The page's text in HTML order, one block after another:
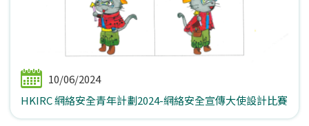
10/06/2024
HKIRC 網絡安全青年計劃2024-網絡安全宣傳大使設計比賽